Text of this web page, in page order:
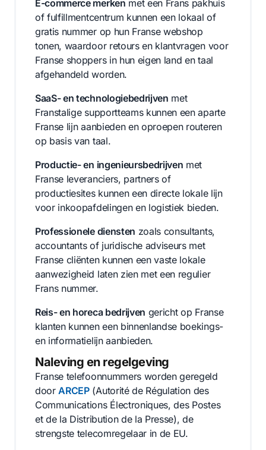
E-commerce merken met een Frans pakhuis
of fulfillmentcentrum kunnen een lokaal of
gratis nummer op hun Franse webshop
tonen, waardoor retours en klantvragen voor
Franse shoppers in hun eigen land en taal
afgehandeld worden.
SaaS- en technologiebedrijven met
Franstalige supportteams kunnen een aparte
Franse lijn aanbieden en oproepen routeren
op basis van taal.
Productie- en ingenieursbedrijven met
Franse leveranciers, partners of
productiesites kunnen een directe lokale lijn
voor inkoopafdelingen en logistiek bieden.
Professionele diensten zoals consultants,
accountants of juridische adviseurs met
Franse cliënten kunnen een vaste lokale
aanwezigheid laten zien met een regulier
Frans nummer.
Reis- en horeca bedrijven gericht op Franse
klanten kunnen een binnenlandse boekings-
en informatielijn aanbieden.
Naleving en regelgeving
Franse telefoonnummers worden geregeld
doorARCEP(Autorité de Régulation des
Communications Électroniques, des Postes
et de la Distribution de la Presse), de
strengste telecomregelaar in de EU.